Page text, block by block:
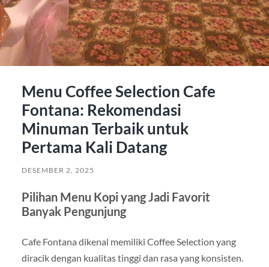
Menu Coffee Selection Cafe
Fontana: Rekomendasi
Minuman Terbaik untuk
Pertama Kali Datang
DESEMBER 2, 2025
Pilihan Menu Kopi yang Jadi Favorit
Banyak Pengunjung
Cafe Fontana dikenal memiliki Coffee Selection yang
diracik dengan kualitas tinggi dan rasa yang konsisten.